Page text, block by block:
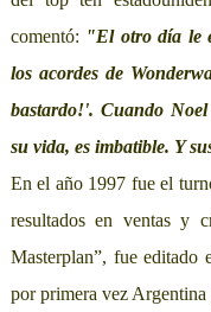
comentó: "El otro día le
los acordes de
bastardo!'. Cuando
su vida, es imbatible. Y
En el año 1997 fue el
resultados en ventas y
Masterplan”, fue editado
por primera vez Argentina